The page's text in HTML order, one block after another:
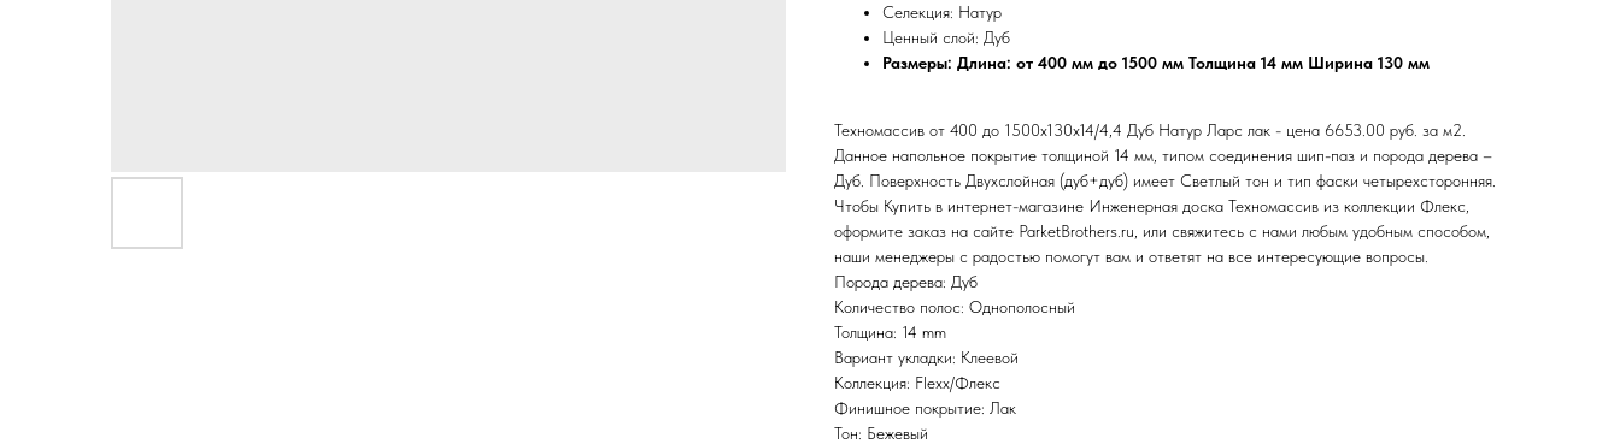
Селекция: Натур
Ценный слой: Дуб
Размеры: Длина: от 400 мм до 1500 мм Толщина 14 мм Ширина 130 мм
Техномассив от 400 до 1500х130х14/4,4 Дуб Натур Ларс лак - цена 6653.00 руб. за м2.
Данное напольное покрытие толщиной 14 мм, типом соединения шип-паз и порода дерева –
Дуб. Поверхность Двухслойная (дуб+дуб) имеет Светлый тон и тип фаски четырехсторонняя.
Чтобы Купить в интернет-магазине Инженерная доска Техномассив из коллекции Флекс,
оформите заказ на сайте ParketBrothers.ru, или свяжитесь с нами любым удобным способом,
наши менеджеры с радостью помогут вам и ответят на все интересующие вопросы.
Порода дерева: Дуб
Количество полос: Однополосный
Толщина: 14 mm
Вариант укладки: Клеевой
Коллекция: Flexx/Флекс
Финишное покрытие: Лак
Тон: Бежевый